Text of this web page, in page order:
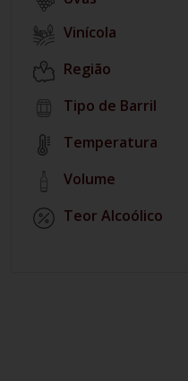
Vinícola
Região
Tipo de Barril
Temperatura
Volume
Teor Alcoólico